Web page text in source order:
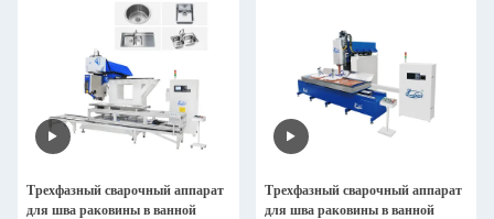
Трехфазный сварочный аппарат
для шва раковины в ванной
Трехфазный сварочный аппарат
для шва раковины в ванной